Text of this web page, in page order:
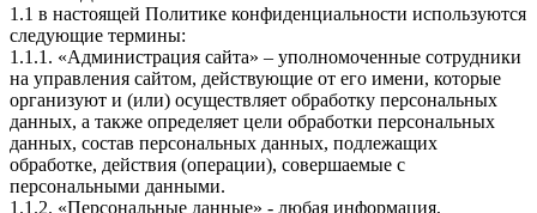
1.1 в настоящей Политике конфиденциальности используются
следующие термины:
1.1.1. «Администрация сайта» – уполномоченные сотрудники
на управления сайтом, действующие от его имени, которые
организуют и (или) осуществляет обработку персональных
данных, а также определяет цели обработки персональных
данных, состав персональных данных, подлежащих
обработке, действия (операции), совершаемые с
персональными данными.
1.1.2. «Персональные данные» - любая информация,